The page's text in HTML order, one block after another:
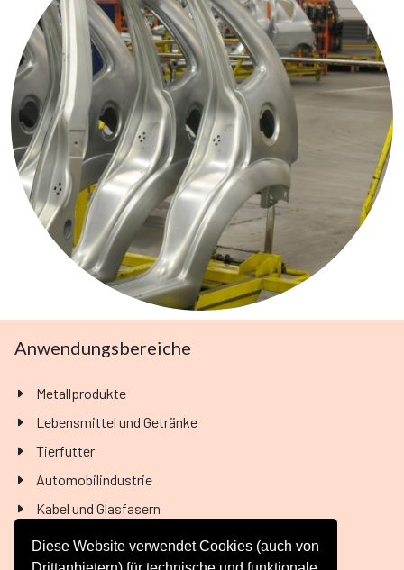
Anwendungsbereiche
Metallprodukte
Lebensmittel und Getränke
Tierfutter
Automobilindustrie
Kabel und Glasfasern
Elektronik
Pharmazeutisch
Diese Website verwendet Cookies (auch von